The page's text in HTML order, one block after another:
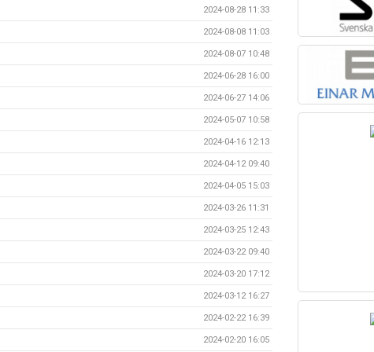
2024-08-28 11:33
2024-08-08 11:03
2024-08-07 10:48
2024-06-28 16:00
2024-06-27 14:06
2024-05-07 10:58
2024-04-16 12:13
2024-04-12 09:40
2024-04-05 15:03
2024-03-26 11:31
2024-03-25 12:43
2024-03-22 09:40
2024-03-20 17:12
2024-03-12 16:27
2024-02-22 16:39
2024-02-20 16:05